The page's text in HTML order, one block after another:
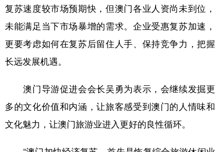
复苏速度较市场预期快，但澳门各业人资尚未到位，
未能满足当下市场暴增的需求。企业受惠复苏加速，
更要考虑如何在复苏后留住人手、保持竞争力，把握
长远发展机遇。
澳门导游促进会会长吴勇为表示，会继续发掘更
多的文化价值和内涵，让旅客感受到澳门的人情味和
文化魅力，让澳门旅游业进入更好的良性循环。